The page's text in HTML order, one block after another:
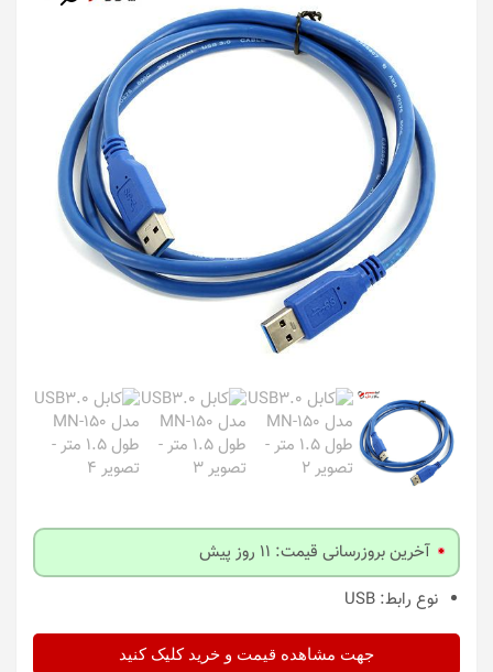
آخرین بروزرسانی قیمت: 11 روز پیش
نوع رابط: USB
جهت مشاهده قیمت و خرید کلیک کنید